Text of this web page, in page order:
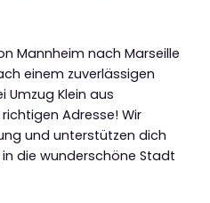
Mannheim nach Marseille
einem zuverlässigen
Umzug Klein aus
Adresse! Wir
und unterstützen dich
die wunderschöne Stadt